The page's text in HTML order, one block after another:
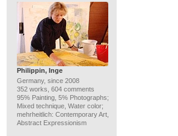
Philippin, Inge
Germany, since 2008
352 works, 604 comments
95% Painting, 5% Photographs;
Mixed technique, Water color;
mehrheitlich: Contemporary Art,
Abstract Expressionism